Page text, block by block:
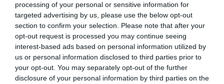
processing of your personal or sensitive information for
targeted advertising by us, please use the below opt-out
section to confirm your selection. Please note that after your
opt-out request is processed you may continue seeing
interest-based ads based on personal information utilized by
us or personal information disclosed to third parties prior to
your opt-out. You may separately opt-out of the further
disclosure of your personal information by third parties on the